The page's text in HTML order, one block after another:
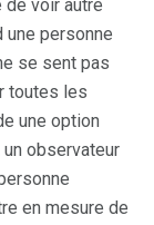
de voir autre
une personne
se sent pas
toutes les
une option
observateur
en mesure de